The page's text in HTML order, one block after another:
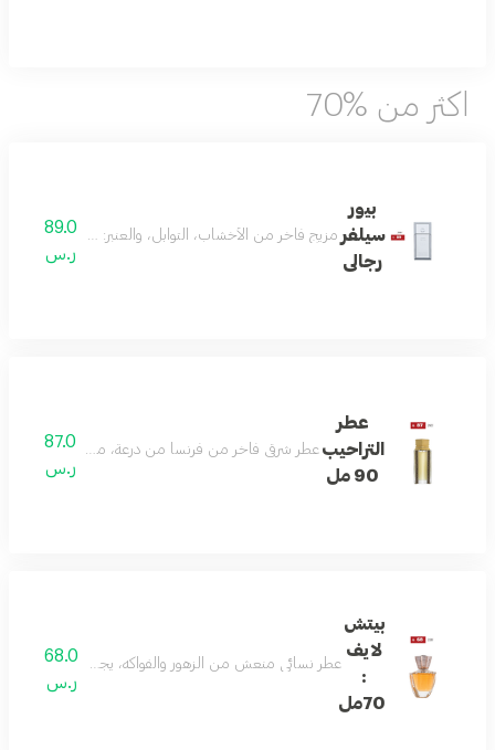
اكثر من %70
بيور
سيلفر
رجالى
مزيج فاخر من الأخشاب، التوابل، والعنبر: مع النوتات العليا من الفلفل
89.0
ر.س
عطر
التراحيب
90 مل
عطر شرقي فاخر من فرنسا من درعة، مثالي للرجال: يتميز
87.0
ر.س
بيتش
لايف
:
70مل
عطر نسائي منعش من الزهور والفواكه، يجمع بين الليمون، الزنجبيل،
68.0
ر.س